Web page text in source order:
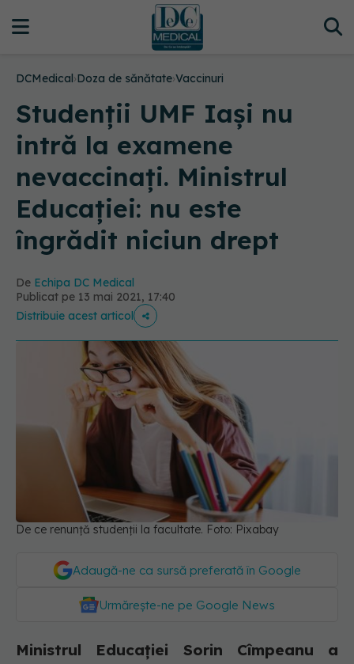
DCMedical›Doza de sănătate›Vaccinuri
Studenții UMF Iași nu
intră la examene
nevaccinați. Ministrul
Educației: nu este
îngrădit niciun drept
De Echipa DC Medical
Publicat pe 13 mai 2021, 17:40
Distribuie acest articol
De ce renunță studenții la facultate. Foto: Pixabay
Adaugă-ne ca sursă preferată în Google
Urmărește-ne pe Google News
Ministrul Educației Sorin Cîmpeanu a